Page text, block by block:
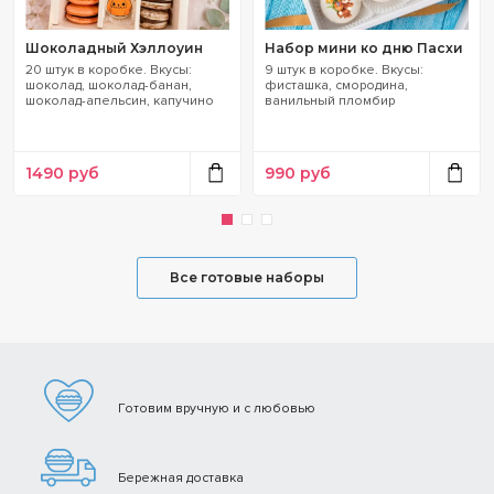
Шоколадный Хэллоуин
20 штук в коробке. Вкусы:
шоколад, шоколад-банан,
шоколад-апельсин, капучино
1490 руб
Набор мини ко дню Пасхи
9 штук в коробке. Вкусы:
фисташка, смородина,
ванильный пломбир
990 руб
Все готовые наборы
Готовим вручную и с любовью
Бережная доставка